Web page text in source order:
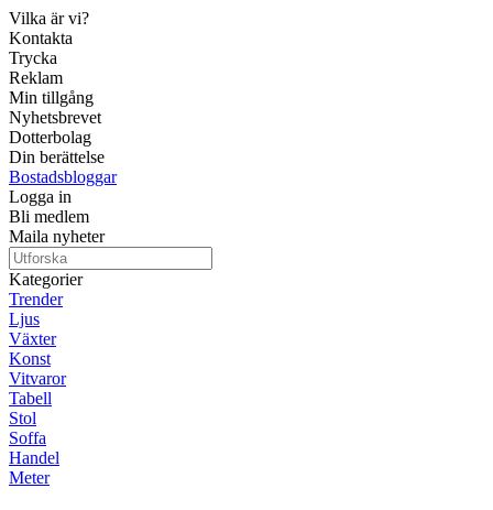
Vilka är vi?
Kontakta
Trycka
Reklam
Min tillgång
Nyhetsbrevet
Dotterbolag
Din berättelse
Bostadsbloggar
Logga in
Bli medlem
Maila nyheter
Kategorier
Trender
Ljus
Växter
Konst
Vitvaror
Tabell
Stol
Soffa
Handel
Meter